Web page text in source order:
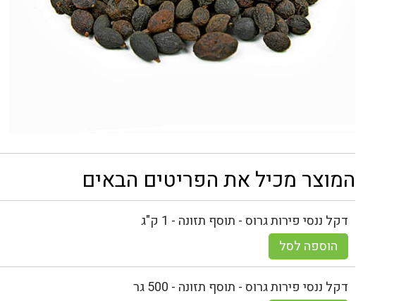
המוצר מכיל את הפריטים הבאים
דקל ננסי פירות גרוס - תוסף תזונה - 1 ק"ג
הוספה לסל
דקל ננסי פירות גרוס - תוסף תזונה - 500 גר